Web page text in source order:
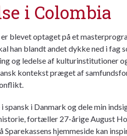
i Colombia
blevet optaget på et
han blandt andet dykke ned i fag
og ledelse af kulturinstitutioner
kontekst præget af
spansk i Danmark og dele min
fortæller 27-årige August
hjemmeside kan